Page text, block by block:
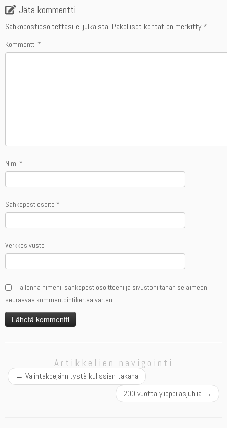
Jätä kommentti
Sähköpostiosoitettasi ei julkaista. Pakolliset kentät on merkitty *
Kommentti *
Nimi *
Sähköpostiosoite *
Verkkosivusto
Tallenna nimeni, sähköpostiosoitteeni ja sivustoni tähän selaimeen
seuraavaa kommentointikertaa varten.
Artikkelien navigointi
← Valintakoejännitystä kulissien takana
200 vuotta ylioppilasjuhlia →